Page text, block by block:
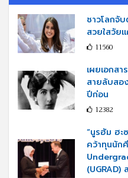
ชาวโลกจั
สวยใสวัย
11560
เผยเอกสา
สายลับสอ
ปีก่อน
12382
“นูรฮัม ฮะ
คว้าทุนนัก
(UGRAD)